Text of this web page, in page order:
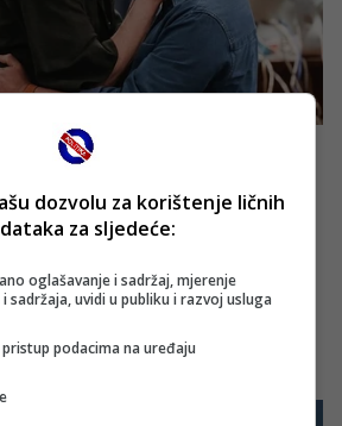
dozvolu za korištenje ličnih
za sljedeće:
oglašavanje i sadržaj, mjerenje
sadržaja, uvidi u publiku i razvoj usluga
podacima na uređaju